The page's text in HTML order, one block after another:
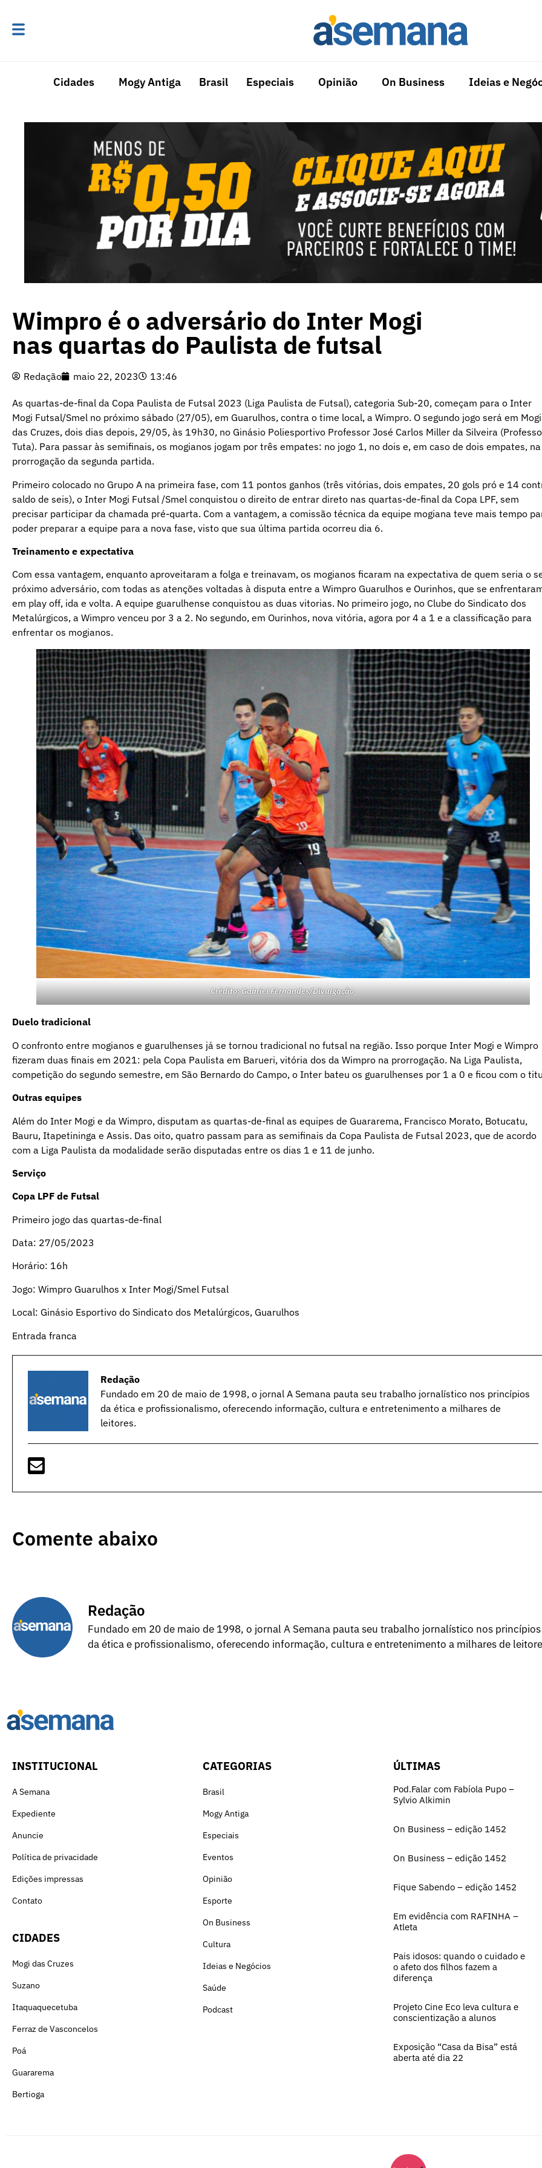
Cidades Mogy Antiga Brasil Especiais Opinião On Business Ideias e
Wimpro é o adversário do Inter Mogi
nas quartas do Paulista de futsal
Redação maio 22, 2023 13:46
As quartas-de-final da Copa Paulista de Futsal 2023 (Liga Paulista de Futsal), categoria Sub-20, começam para o Inter
Mogi Futsal/Smel no próximo sábado (27/05), em Guarulhos, contra o time local, a Wimpro. O segundo jogo será em Mogi
das Cruzes, dois dias depois, 29/05, às 19h30, no Ginásio Poliesportivo Professor José Carlos Miller da Silveira
Tuta). Para passar às semifinais, os mogianos jogam por três empates: no jogo 1, no dois e, em caso de dois empates, na
prorrogação da segunda partida.
Primeiro colocado no Grupo A na primeira fase, com 11 pontos ganhos (três vitórias, dois empates, 20 gols pró e 14
saldo de seis), o Inter Mogi Futsal /Smel conquistou o direito de entrar direto nas quartas-de-final da Copa LPF, sem
precisar participar da chamada pré-quarta. Com a vantagem, a comissão técnica da equipe mogiana teve mais tempo
poder preparar a equipe para a nova fase, visto que sua última partida ocorreu dia 6.
Treinamento e expectativa
Com essa vantagem, enquanto aproveitaram a folga e treinavam, os mogianos ficaram na expectativa de quem seria o
próximo adversário, com todas as atenções voltadas à disputa entre a Wimpro Guarulhos e Ourinhos, que se
em play off, ida e volta. A equipe guarulhense conquistou as duas vitorias. No primeiro jogo, no Clube do Sindicato dos
Metalúrgicos, a Wimpro venceu por 3 a 2. No segundo, em Ourinhos, nova vitória, agora por 4 a 1 e a classificação para
enfrentar os mogianos.
Crédito: Gabriel Fernandes/Divulgação
Duelo tradicional
O confronto entre mogianos e guarulhenses já se tornou tradicional no futsal na região. Isso porque Inter Mogi e Wimpro
fizeram duas finais em 2021: pela Copa Paulista em Barueri, vitória dos da Wimpro na prorrogação. Na Liga Paulista,
competição do segundo semestre, em São Bernardo do Campo, o Inter bateu os guarulhenses por 1 a 0 e ficou com o
Outras equipes
Além do Inter Mogi e da Wimpro, disputam as quartas-de-final as equipes de Guararema, Francisco Morato, Botucatu,
Bauru, Itapetininga e Assis. Das oito, quatro passam para as semifinais da Copa Paulista de Futsal 2023, que de acordo
com a Liga Paulista da modalidade serão disputadas entre os dias 1 e 11 de junho.
Serviço
Copa LPF de Futsal
Primeiro jogo das quartas-de-final
Data: 27/05/2023
Horário: 16h
Jogo: Wimpro Guarulhos x Inter Mogi/Smel Futsal
Local: Ginásio Esportivo do Sindicato dos Metalúrgicos, Guarulhos
Entrada franca
Redação
Fundado em 20 de maio de 1998, o jornal A Semana pauta seu trabalho jornalístico nos princípios
da ética e profissionalismo, oferecendo informação, cultura e entretenimento a milhares de
leitores.
Comente abaixo
Redação
Fundado em 20 de maio de 1998, o jornal A Semana pauta seu trabalho jornalístico nos princípios
da ética e profissionalismo, oferecendo informação, cultura e entretenimento a milhares de
INSTITUCIONAL
A Semana
Expediente
Anuncie
Política de privacidade
Edições impressas
Contato
CIDADES
Mogi das Cruzes
Suzano
Itaquaquecetuba
Ferraz de Vasconcelos
Poá
Guararema
Bertioga
CATEGORIAS
Brasil
Mogy Antiga
Especiais
Eventos
Opinião
Esporte
On Business
Cultura
Ideias e Negócios
Saúde
Podcast
ÚLTIMAS
Pod.Falar com Fabíola Pupo –
Sylvio Alkimin
On Business – edição 1452
On Business – edição 1452
Fique Sabendo – edição 1452
Em evidência com RAFINHA –
Atleta
Pais idosos: quando o cuidado e
o afeto dos filhos fazem a
diferença
Projeto Cine Eco leva cultura e
conscientização a alunos
Exposição “Casa da Bisa” está
aberta até dia 22